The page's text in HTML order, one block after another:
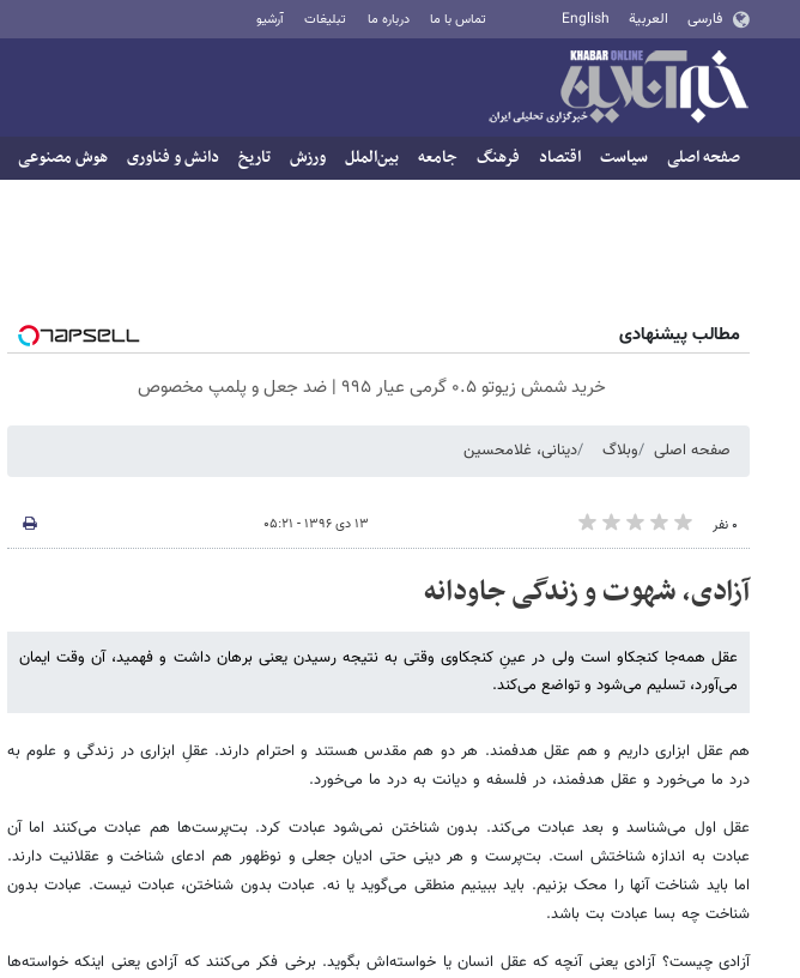
فارسی العربية English تماس با ما درباره ما تبلیغات آرشیو
صفحه اصلی سیاست اقتصاد فرهنگ جامعه بین‌الملل ورزش تاریخ دانش و فناوری هوش مصنوعی
مطالب پیشنهادی
خرید شمش زیوتو ۰.۵ گرمی عیار ۹۹۵ | ضد جعل و پلمپ مخصوص
صفحه اصلی وبلاگ دینانی، غلامحسین
۰ نفر ۱۳ دی ۱۳۹۶ - ۰۵:۲۱
آزادی، شهوت و زندگی جاودانه
عقل همه‌جا کنجکاو است ولی در عینِ کنجکاوی وقتی به نتیجه رسیدن یعنی برهان داشت و فهمید، آن وقت ایمان
می‌آورد، تسلیم می‌شود و تواضع می‌کند.
هم عقل ابزاری داریم و هم عقل هدفمند. هر دو هم مقدس هستند و احترام دارند. عقلِ ابزاری در زندگی و علوم به
درد ما می‌خورد و عقل هدفمند، در فلسفه و دیانت به درد ما می‌خورد.
عقل اول می‌شناسد و بعد عبادت می‌کند. بدون شناختن نمی‌شود عبادت کرد. بت‌پرست‌ها هم عبادت می‌کنند اما آن
عبادت به اندازه شناختش است. بت‌پرست و هر دینی حتی ادیان جعلی و نوظهور هم ادعای شناخت و عقلانیت دارند.
اما باید شناخت آنها را محک بزنیم. باید ببینیم منطقی می‌گوید یا نه. عبادت بدون شناختن، عبادت نیست. عبادت بدون
شناخت چه بسا عبادت بت باشد.
آزادی چیست؟ آزادی یعنی آنچه که عقل انسان یا خواسته‌اش بگوید. برخی‌ فکر می‌کنند که آزادی یعنی اینکه خواسته‌ها